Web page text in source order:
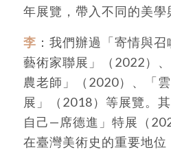
年展覽，帶入不同的美學
李 ：我們辦過「寄情與
藝術家聯展」（2022）
農老師」（2020）、「
展」（2018）等展覽。
自己—席德進」特展（
在臺灣美術史的重要地